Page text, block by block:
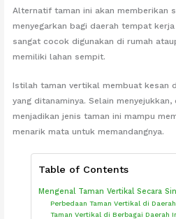
Alternatif taman ini akan memberikan
menyegarkan bagi daerah tempat
sangat cocok digunakan di rumah
memiliki lahan sempit.
Istilah taman vertikal membuat kesan
yang ditanaminya. Selain
menjadikan jenis taman ini mampu
menarik mata untuk memandangnya.
Table of Contents
Mengenal Taman Vertikal Secara
Perbedaan Taman Vertikal di
Taman Vertikal di Berbagai Daerah